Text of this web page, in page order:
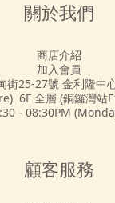
關於我們
商店介紹
加入會員
街25-27號 金利隆中
6F 全層 (銅鑼灣站
- 08:30PM
顧客服務